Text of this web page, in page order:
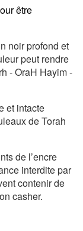
être
noir profond et
peut rendre
- OraH Hayim -
et intacte
de Torah
de l’encre
interdite par
contenir de
casher.